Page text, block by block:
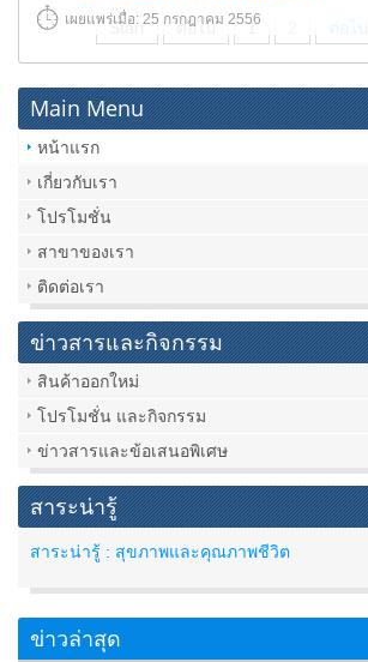
เผยแพร่เมื่อ: 25 กรกฎาคม 2556
Start ต่อไป 1 2 ต่อไป
Main Menu
หน้าแรก
เกี่ยวกับเรา
โปรโมชั่น
สาขาของเรา
ติดต่อเรา
ข่าวสารและกิจกรรม
สินค้าออกใหม่
โปรโมชั่น และกิจกรรม
ข่าวสารและข้อเสนอพิเศษ
สาระน่ารู้
สาระน่ารู้ : สุขภาพและคุณภาพชีวิต
ข่าวล่าสุด